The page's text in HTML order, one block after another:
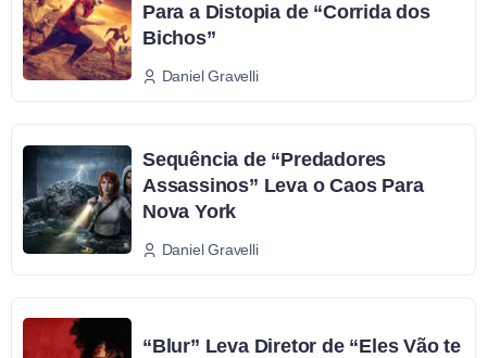
Para a Distopia de “Corrida dos
Bichos”
Daniel Gravelli
Sequência de “Predadores
Assassinos” Leva o Caos Para
Nova York
Daniel Gravelli
“Blur” Leva Diretor de “Eles Vão te